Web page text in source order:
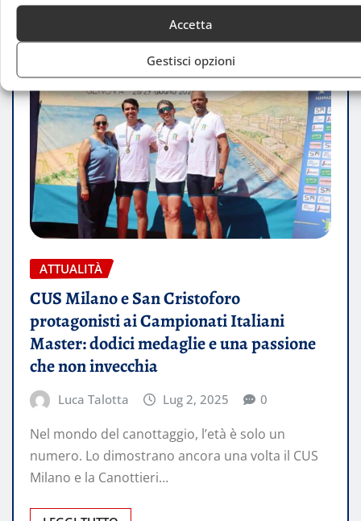
Accetta
Gestisci opzioni
ATTUALITÀ
CUS Milano e San Cristoforo
protagonisti ai Campionati Italiani
Master: dodici medaglie e una passione
che non invecchia
Luca Talotta Lug 2, 2025 0
Nel mondo del canottaggio, l’età è solo un
numero. Lo dimostrano ancora una volta il CUS
Milano e la Canottieri…